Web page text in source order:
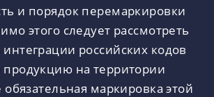
и порядок перемаркировки
этого следует рассмотреть
российских кодов
на территории
обязательная маркировка этой